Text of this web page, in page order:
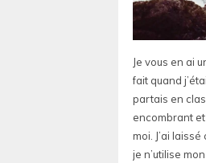
Je vous en ai
fait quand
partais en
encombrant
moi. J’ai
je n’utilise